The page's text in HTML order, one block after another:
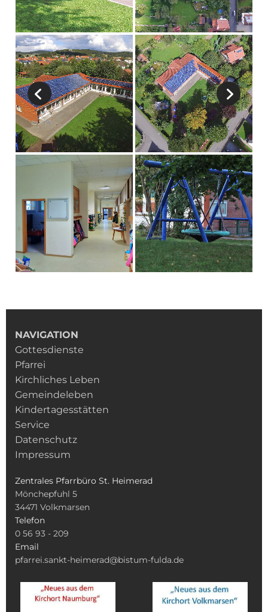
NAVIGATION
Gottesdienste
Pfarrei
Kirchliches Leben
Gemeindeleben
Kindertagesstätten
Service
Datenschutz
Impressum
Zentrales Pfarrbüro St. Heimerad
Mönchepfuhl 5
34471 Volkmarsen
Telefon
0 56 93 - 209
Email
pfarrei.sankt-heimerad@bistum-fulda.de